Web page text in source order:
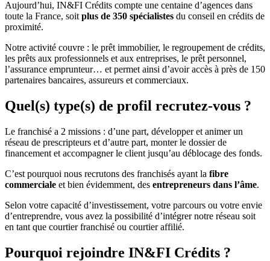
Aujourd’hui, IN&FI Crédits compte une centaine d’agences dans
toute la France, soit plus de 350 spécialistes du conseil en crédits de
proximité.
Notre activité couvre : le prêt immobilier, le regroupement de crédits,
les prêts aux professionnels et aux entreprises, le prêt personnel,
l’assurance emprunteur… et permet ainsi d’avoir accès à près de 150
partenaires bancaires, assureurs et commerciaux.
Quel(s) type(s) de profil recrutez-vous ?
Le franchisé a 2 missions : d’une part, développer et animer un
réseau de prescripteurs et d’autre part, monter le dossier de
financement et accompagner le client jusqu’au déblocage des fonds.
C’est pourquoi nous recrutons des franchisés ayant la fibre
commerciale et bien évidemment, des entrepreneurs dans l’âme.
Selon votre capacité d’investissement, votre parcours ou votre envie
d’entreprendre, vous avez la possibilité d’intégrer notre réseau soit
en tant que courtier franchisé ou courtier affilié.
Pourquoi rejoindre IN&FI Crédits ?